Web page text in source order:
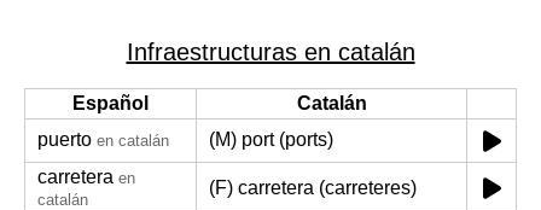
Infraestructuras en catalán
Español
Catalán
puerto en catalán
(M) port (ports)
carretera en
catalán
(F) carretera (carreteres)